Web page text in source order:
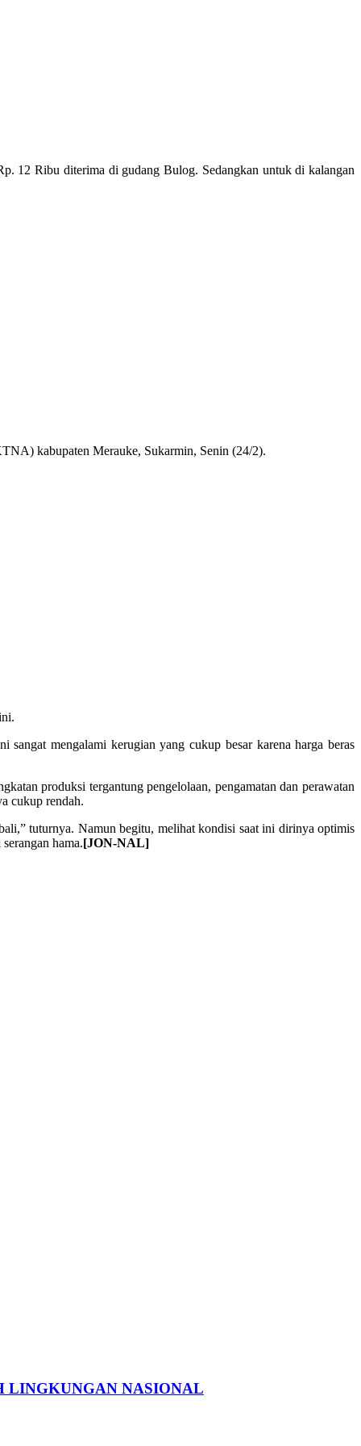
12 Ribu diterima di gudang Bulog. Sedangkan untuk di kalangan
kabupaten Merauke, Sukarmin, Senin (24/2).
mengalami kerugian yang cukup besar karena harga beras
produksi tergantung pengelolaan, pengamatan dan perawatan
cukup rendah.
tuturnya. Namun begitu, melihat kondisi saat ini dirinya optimis
hama.[JON-NAL]
LINGKUNGAN NASIONAL